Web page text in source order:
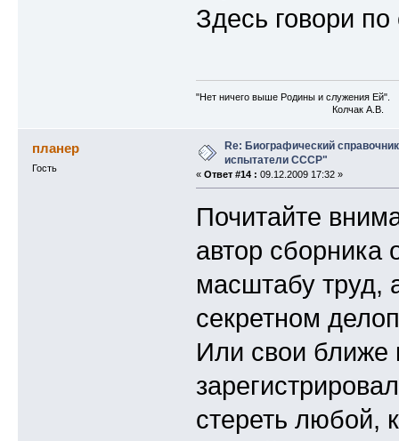
Здесь говори по
"Нет ничего выше Родины и служения Ей".
Колчак А.В.
планер
Гость
Re: Биографический
испытатели СССР"
« Ответ #14 : 09.12.2009 17:32 »
Почитайте
автор сборника
масштабу труд,
секретном
Или свои ближе
стереть любой,